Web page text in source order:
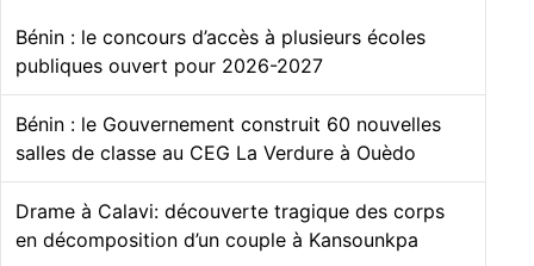
Bénin : le concours d’accès à plusieurs écoles
publiques ouvert pour 2026-2027
Bénin : le Gouvernement construit 60 nouvelles
salles de classe au CEG La Verdure à Ouèdo
Drame à Calavi: découverte tragique des corps
en décomposition d’un couple à Kansounkpa